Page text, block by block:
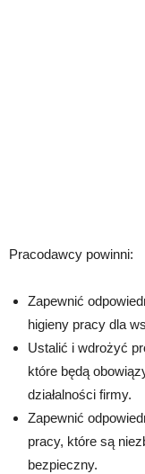
Pracodawcy powinni:
Zapewnić
higieny pracy dla
Ustalić i wdrożyć
które będą
działalności firmy.
Zapewnić
pracy, które są
bezpieczny.